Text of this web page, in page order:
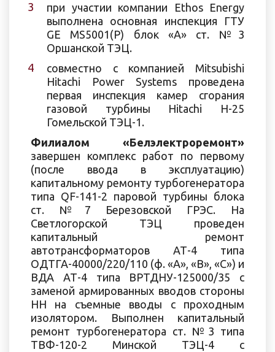
при участии компании Ethos Energy
выполнена основная инспекция ГТУ
GE MS5001(P) блок «А» ст. №3
Оршанской ТЭЦ.
совместно с компанией Mitsubishi
Hitachi Power Systems проведена
первая инспекция камер сгорания
газовой турбины Hitachi H-25
Гомельской ТЭЦ-1.
Филиалом «Белэлектроремонт»
завершен комплекс работ по первому
(после ввода в эксплуатацию)
капитальному ремонту турбогенератора
типа QF-141-2 паровой турбины блока
ст. №7 Березовской ГРЭС. На
Светлогорской ТЭЦ проведен
капитальный ремонт
автотрансформаторов АТ-4 типа
ОДТГА-40000/220/110 (ф. «А», «В», «С») и
ВДА АТ-4 типа ВРТДНУ-125000/35 с
заменой армированных вводов стороны
НН на съемные вводы с проходным
изолятором. Выполнен капитальный
ремонт турбогенератора ст. №3 типа
ТВФ-120-2 Минской ТЭЦ-4 с